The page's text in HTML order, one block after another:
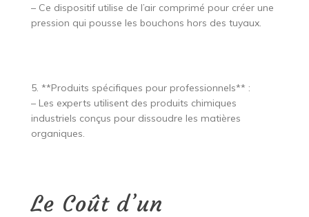
– Ce dispositif utilise de l’air comprimé pour créer une
pression qui pousse les bouchons hors des tuyaux.
5. **Produits spécifiques pour professionnels** :
– Les experts utilisent des produits chimiques
industriels conçus pour dissoudre les matières
organiques.
Le Coût d’un